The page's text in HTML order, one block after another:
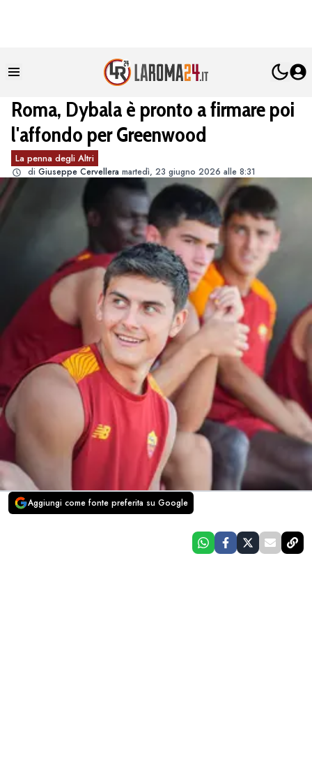
Roma, Dybala è pronto a firmare poi
l'affondo per Greenwood
La penna degli Altri
di Giuseppe Cervellera martedì, 23 giugno 2026 alle 8:31
Aggiungi come fonte preferita su Google